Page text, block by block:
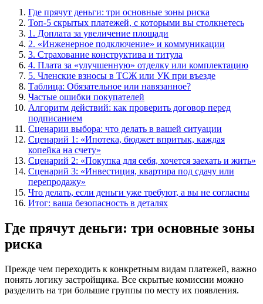
Где прячут деньги: три основные зоны риска
Топ-5 скрытых платежей, с которыми вы столкнетесь
1. Доплата за увеличение площади
2. «Инженерное подключение» и коммуникации
3. Страхование конструктива и титула
4. Плата за «улучшенную» отделку или комплектацию
5. Членские взносы в ТСЖ или УК при въезде
Таблица: Обязательное или навязанное?
Частые ошибки покупателей
Алгоритм действий: как проверить договор перед
подписанием
Сценарии выбора: что делать в вашей ситуации
Сценарий 1: «Ипотека, бюджет впритык, каждая
копейка на счету»
Сценарий 2: «Покупка для себя, хочется заехать и жить»
Сценарий 3: «Инвестиция, квартира под сдачу или
перепродажу»
Что делать, если деньги уже требуют, а вы не согласны
Итог: ваша безопасность в деталях
Где прячут деньги: три основные зоны
риска
Прежде чем переходить к конкретным видам платежей, важно
понять логику застройщика. Все скрытые комиссии можно
разделить на три большие группы по месту их появления.